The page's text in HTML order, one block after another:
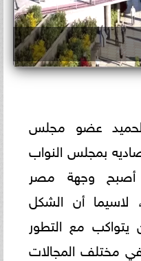
عضو مجلس
بمجلس النواب
وجهة مصر
لاسيما أن الشكل
يتواكب مع التطور
مختلف المجالات